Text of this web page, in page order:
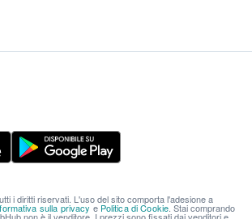
i diritti riservati. L'uso del sito comporta l'adesione a
sulla privacy e Politica di Cookie. Stai comprando